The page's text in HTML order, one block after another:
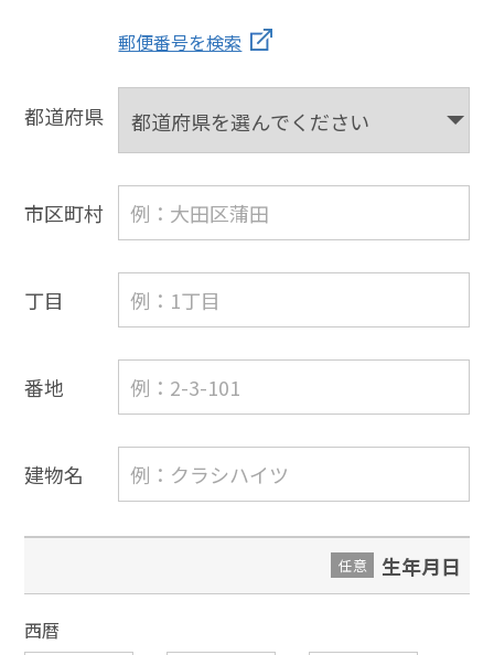
郵便番号を検索
都道府県
市区町村
丁目
番地
建物名
生年月日
任意
西暦